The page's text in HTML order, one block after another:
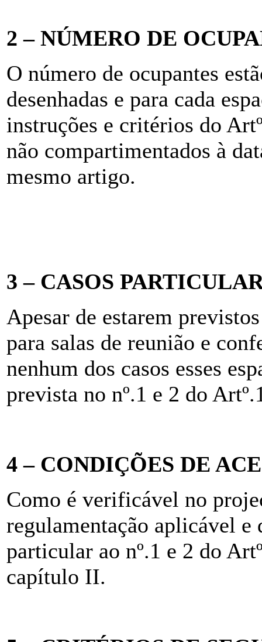
2 – NÚMERO DE
O número de ocupantes
desenhadas e para cada
instruções e critérios do
não compartimentados à
mesmo artigo.
3 – CASOS
Apesar de estarem
para salas de reunião e
nenhum dos casos esses
prevista no nº.1 e 2 do
4 – CONDIÇÕES DE
Como é verificável no
regulamentação aplicável e
particular ao nº.1 e 2 do
capítulo II.